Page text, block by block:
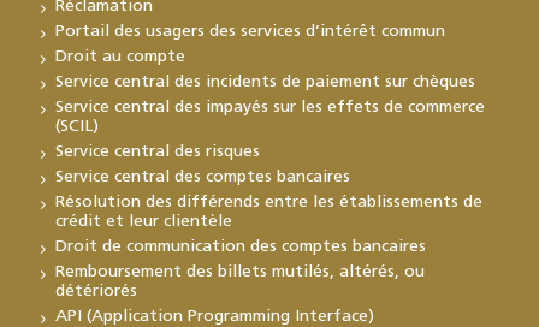
Réclamation
Portail des usagers des services d’intérêt commun
Droit au compte
Service central des incidents de paiement sur chèques
Service central des impayés sur les effets de commerce
(SCIL)
Service central des risques
Service central des comptes bancaires
Résolution des différends entre les établissements de
crédit et leur clientèle
Droit de communication des comptes bancaires
Remboursement des billets mutilés, altérés, ou
détériorés
API (Application Programming Interface)